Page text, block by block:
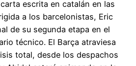
escrita en catalán en las
a los barcelonistas, Eric
de su segunda etapa en el
técnico. El Barça atraviesa
total, desde los despachos